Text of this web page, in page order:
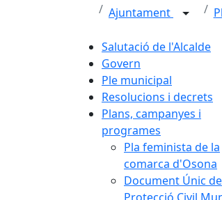
Ajuntament
Salutació de l'Alcalde
Govern
Ple municipal
Resolucions i decrets
Plans, campanyes i
programes
Pla feminista de la
comarca d'Osona
Document Únic de